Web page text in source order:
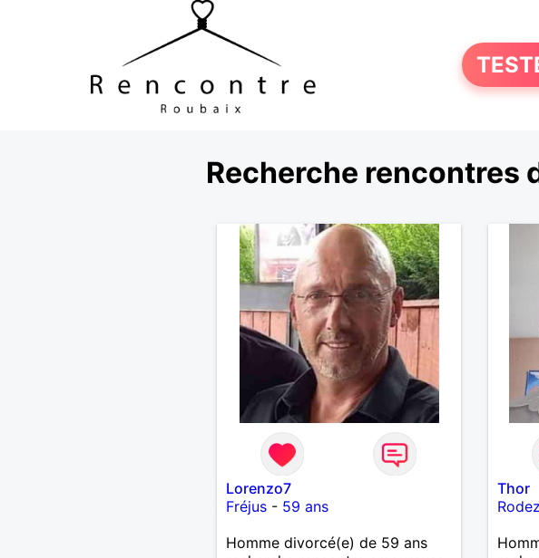
Recherche rencontres
Lorenzo7
Fréjus- 59 ans
Homme divorcé(e) de 59 ans
Thor
Rodez